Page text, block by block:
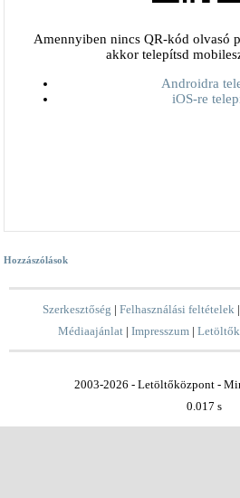
Amennyiben nincs QR-kód olvasó
akkor telepítsd
Androidra
iOS-re
Hozzászólások
Szerkesztőség |Felhasználási feltételek
Médiaajánlat |Impresszum |
2003-2026 - Letöltőközpont -
0.017 s